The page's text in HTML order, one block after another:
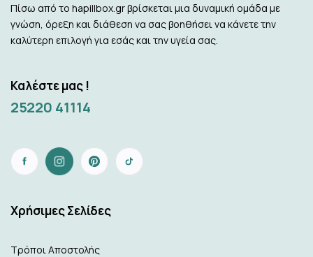
Πίσω από το hapillbox.gr βρίσκεται μια δυναμική ομάδα με
γνώση, όρεξη και διάθεση να σας βοηθήσει να κάνετε την
καλύτερη επιλογή για εσάς και την υγεία σας.
Καλέστε μας !
25220 41114
Xρήσιμες Σελίδες
Τρόποι Αποστολής